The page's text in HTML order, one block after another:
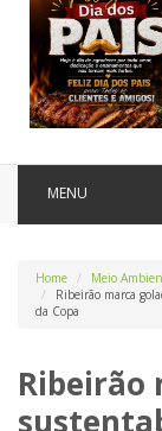
MENU
Home
Meio
Ribeirão marca
da Copa
Ribeirão